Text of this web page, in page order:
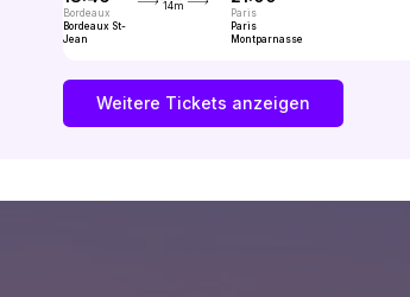
Bordeaux
Bordeaux St-
Jean
14m
Paris
Paris
Montparnasse
Weitere Tickets anzeigen